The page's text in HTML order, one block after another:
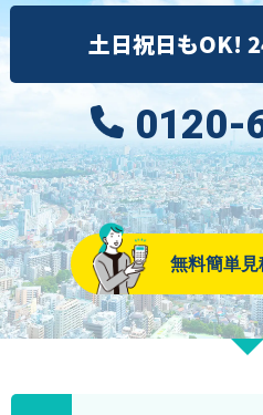
土日祝日もOK!
0120-
無料簡単